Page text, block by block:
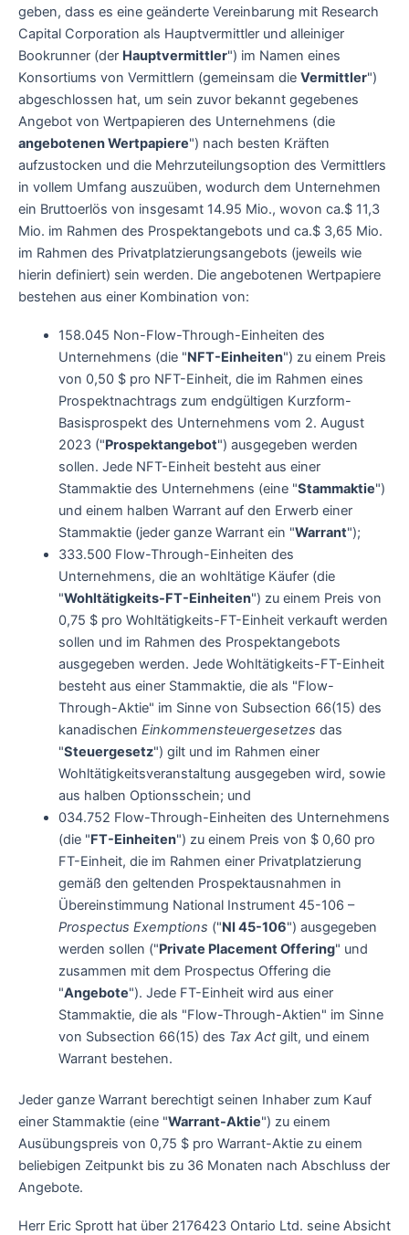
geben, dass es eine geänderte Vereinbarung mit Research
Capital Corporation als Hauptvermittler und alleiniger
Bookrunner (der Hauptvermittler") im Namen eines
Konsortiums von Vermittlern (gemeinsam die Vermittler")
abgeschlossen hat, um sein zuvor bekannt gegebenes
Angebot von Wertpapieren des Unternehmens (die
angebotenen Wertpapiere") nach besten Kräften
aufzustocken und die Mehrzuteilungsoption des Vermittlers
in vollem Umfang auszuüben, wodurch dem Unternehmen
ein Bruttoerlös von insgesamt 14.95 Mio., wovon ca.$ 11,3
Mio. im Rahmen des Prospektangebots und ca.$ 3,65 Mio.
im Rahmen des Privatplatzierungsangebots (jeweils wie
hierin definiert) sein werden. Die angebotenen Wertpapiere
bestehen aus einer Kombination von:
158.045 Non-Flow-Through-Einheiten des
Unternehmens (die "NFT-Einheiten") zu einem Preis
von 0,50 $ pro NFT-Einheit, die im Rahmen eines
Prospektnachtrags zum endgültigen Kurzform-
Basisprospekt des Unternehmens vom 2. August
2023 ("Prospektangebot") ausgegeben werden
sollen. Jede NFT-Einheit besteht aus einer
Stammaktie des Unternehmens (eine "Stammaktie")
und einem halben Warrant auf den Erwerb einer
Stammaktie (jeder ganze Warrant ein "Warrant");
333.500 Flow-Through-Einheiten des
Unternehmens, die an wohltätige Käufer (die
"Wohltätigkeits-FT-Einheiten") zu einem Preis von
0,75 $ pro Wohltätigkeits-FT-Einheit verkauft werden
sollen und im Rahmen des Prospektangebots
ausgegeben werden. Jede Wohltätigkeits-FT-Einheit
besteht aus einer Stammaktie, die als "Flow-
Through-Aktie" im Sinne von Subsection 66(15) des
kanadischen Einkommensteuergesetzes das
"Steuergesetz") gilt und im Rahmen einer
Wohltätigkeitsveranstaltung ausgegeben wird, sowie
aus halben Optionsschein; und
034.752 Flow-Through-Einheiten des Unternehmens
(die "FT-Einheiten") zu einem Preis von $ 0,60 pro
FT-Einheit, die im Rahmen einer Privatplatzierung
gemäß den geltenden Prospektausnahmen in
Übereinstimmung National Instrument 45-106 –
Prospectus Exemptions ("NI 45-106") ausgegeben
werden sollen ("Private Placement Offering" und
zusammen mit dem Prospectus Offering die
"Angebote"). Jede FT-Einheit wird aus einer
Stammaktie, die als "Flow-Through-Aktien" im Sinne
von Subsection 66(15) des Tax Actgilt, und einem
Warrant bestehen.
Jeder ganze Warrant berechtigt seinen Inhaber zum Kauf
einer Stammaktie (eine "Warrant-Aktie") zu einem
Ausübungspreis von 0,75 $ pro Warrant-Aktie zu einem
beliebigen Zeitpunkt bis zu 36 Monaten nach Abschluss der
Angebote.
Herr Eric Sprott hat über 2176423 Ontario Ltd. seine Absicht